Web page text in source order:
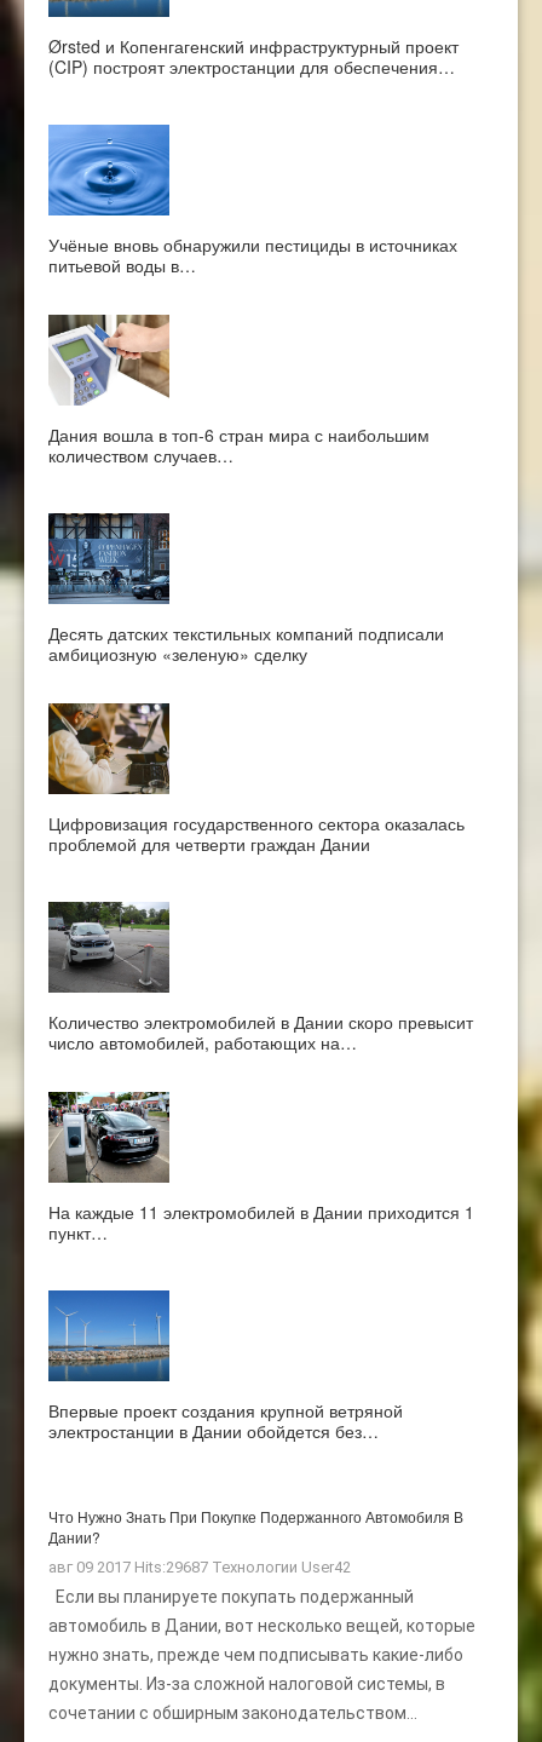
Ørsted и Копенгагенский инфраструктурный проект
(CIP) построят электростанции для обеспечения…
Учёные вновь обнаружили пестициды в источниках
питьевой воды в…
Дания вошла в топ-6 стран мира с наибольшим
количеством случаев…
Десять датских текстильных компаний подписали
амбициозную «зеленую» сделку
Цифровизация государственного сектора оказалась
проблемой для четверти граждан Дании
Количество электромобилей в Дании скоро превысит
число автомобилей, работающих на…
На каждые 11 электромобилей в Дании приходится 1
пункт…
Впервые проект создания крупной ветряной
электростанции в Дании обойдется без…
Что Нужно Знать При Покупке Подержанного Автомобиля В
Дании?
авг 09 2017 Hits:29687 Технологии User42
Если вы планируете покупать подержанный
автомобиль в Дании, вот несколько вещей, которые
нужно знать, прежде чем подписывать какие-либо
документы. Из-за сложной налоговой системы, в
сочетании с обширным законодательством...